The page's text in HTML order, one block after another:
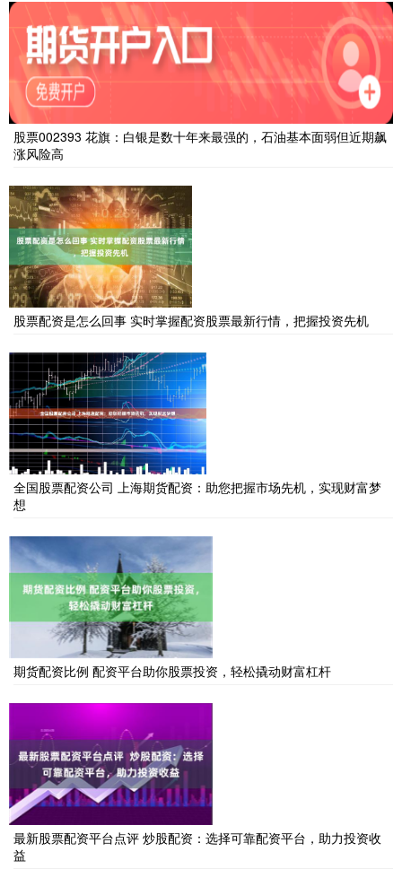
股票002393 花旗：白银是数十年来最强的，石油基本面弱但近期飙
涨风险高
股票配资是怎么回事 实时掌握配资股票最新行情，把握投资先机
全国股票配资公司 上海期货配资：助您把握市场先机，实现财富梦
想
期货配资比例 配资平台助你股票投资，轻松撬动财富杠杆
最新股票配资平台点评 炒股配资：选择可靠配资平台，助力投资收
益